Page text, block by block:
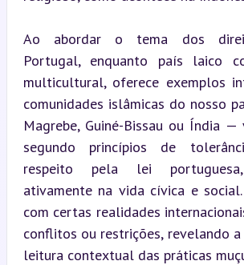
Ao abordar o tema dos
Portugal, enquanto país laico
multicultural, oferece exemplos
comunidades islâmicas do nosso
Magrebe, Guiné-Bissau ou Índia
segundo princípios de
respeito pela lei portuguesa,
ativamente na vida cívica e
com certas realidades
conflitos ou restrições, revelando
leitura contextual das práticas